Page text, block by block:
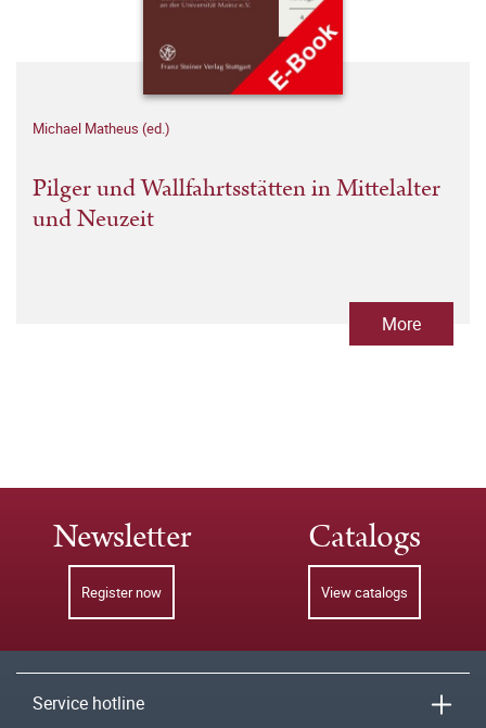
Michael Matheus (ed.)
Pilger und Wallfahrtsstätten in Mittelalter
und Neuzeit
More
Newsletter
Register now
Catalogs
View catalogs
Service hotline